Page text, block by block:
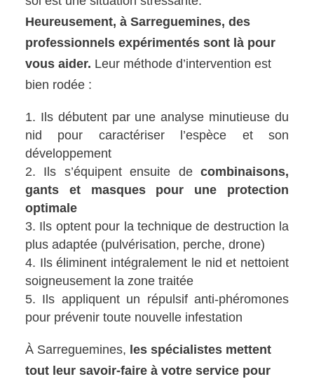
Heureusement, à Sarreguemines, des
professionnels expérimentés sont là pour
vous aider. Leur méthode d’intervention est
bien rodée :
Ils débutent par une analyse minutieuse du
nid pour caractériser l’espèce et son
développement
Ils s’équipent ensuite de combinaisons,
gants et masques pour une protection
optimale
Ils optent pour la technique de destruction la
plus adaptée (pulvérisation, perche, drone)
Ils éliminent intégralement le nid et nettoient
soigneusement la zone traitée
Ils appliquent un répulsif anti-phéromones
pour prévenir toute nouvelle infestation
À Sarreguemines, les spécialistes mettent
tout leur savoir-faire à votre service pour